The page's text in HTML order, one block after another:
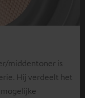
middentoner is
Hij verdeelt het